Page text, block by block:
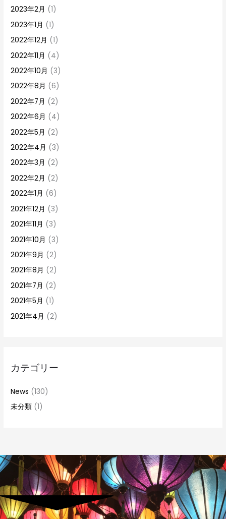
2023年2月 (1)
2023年1月 (1)
2022年12月 (1)
2022年11月 (4)
2022年10月 (3)
2022年8月 (6)
2022年7月 (2)
2022年6月 (4)
2022年5月 (2)
2022年4月 (3)
2022年3月 (2)
2022年2月 (2)
2022年1月 (6)
2021年12月 (3)
2021年11月 (3)
2021年10月 (3)
2021年9月 (2)
2021年8月 (2)
2021年7月 (2)
2021年5月 (1)
2021年4月 (2)
カテゴリー
News (130)
未分類 (1)